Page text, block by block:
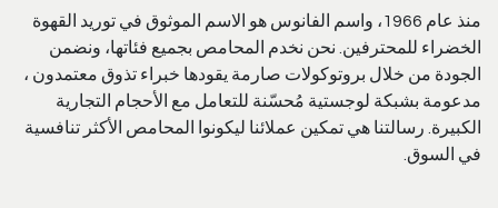
منذ عام 1966، واسم الفانوس هو الاسم الموثوق في توريد القهوة
الخضراء للمحترفين. نحن نخدم المحامص بجميع فئاتها، ونضمن
الجودة من خلال بروتوكولات صارمة يقودها خبراء تذوق معتمدون ،
مدعومة بشبكة لوجستية مُحسّنة للتعامل مع الأحجام التجارية
الكبيرة. رسالتنا هي تمكين عملائنا ليكونوا المحامص الأكثر تنافسية
في السوق.